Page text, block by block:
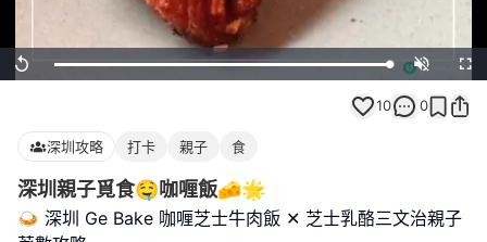
Replay Loaded:
100.00%
Unmute
10 0
深圳攻略 打卡 親子 食
深圳親子覓食🤤咖喱飯🧀🌟
🍛 深圳 Ge Bake 咖喱芝士牛肉飯 ✕ 芝士乳酪三文治親子